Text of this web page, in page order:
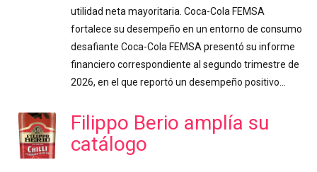
utilidad neta mayoritaria. Coca-Cola FEMSA
fortalece su desempeño en un entorno de consumo
desafiante Coca-Cola FEMSA presentó su informe
financiero correspondiente al segundo trimestre de
2026, en el que reportó un desempeño positivo…
Filippo Berio amplía su
catálogo